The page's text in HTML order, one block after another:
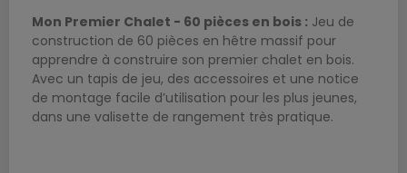
Mon Premier Chalet - 60 pièces en bois : Jeu de
construction de 60 pièces en hêtre massif pour
apprendre à construire son premier chalet en bois.
Avec un tapis de jeu, des accessoires et une notice
de montage facile d’utilisation pour les plus jeunes,
dans une valisette de rangement très pratique.